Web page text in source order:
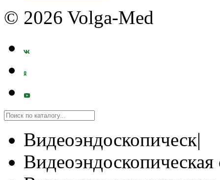
© 2026 Volga-Med
Видеоэндоскопическ|
Видеоэндоскопическая